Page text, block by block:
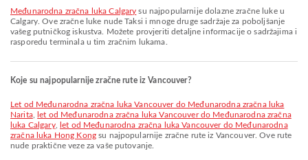
Međunarodna zračna luka Calgary su najpopularnije dolazne zračne luke u
Calgary. Ove zračne luke nude Taksi i mnoge druge sadržaje za poboljšanje
vašeg putničkog iskustva. Možete provjeriti detaljne informacije o sadržajima i
rasporedu terminala u tim zračnim lukama.
Koje su najpopularnije zračne rute iz Vancouver?
let od Međunarodna zračna luka Vancouver do Međunarodna zračna luka
Narita,
let od Međunarodna zračna luka Vancouver do Međunarodna zračna
luka Calgary,
let od Međunarodna zračna luka Vancouver do Međunarodna
zračna luka Hong Kongsu najpopularnije zračne rute iz Vancouver. Ove rute
nude praktične veze za vaše putovanje.